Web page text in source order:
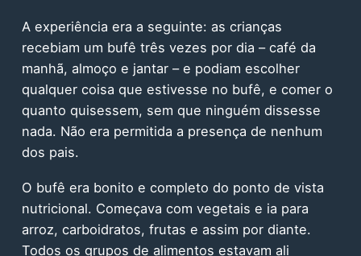
A experiência era a seguinte: as crianças
recebiam um bufê três vezes por dia – café da
manhã, almoço e jantar – e podiam escolher
qualquer coisa que estivesse no bufê, e comer o
quanto quisessem, sem que ninguém dissesse
nada. Não era permitida a presença de nenhum
dos pais.
O bufê era bonito e completo do ponto de vista
nutricional. Começava com vegetais e ia para
arroz, carboidratos, frutas e assim por diante.
Todos os grupos de alimentos estavam ali